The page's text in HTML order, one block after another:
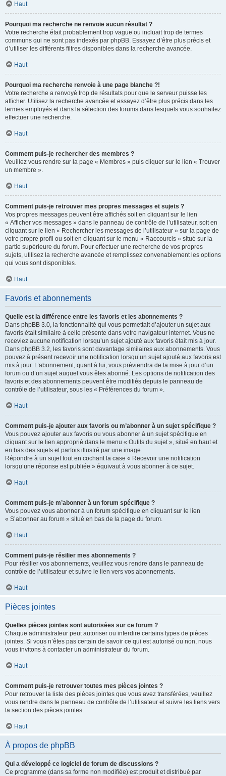
Haut
Pourquoi ma recherche ne renvoie aucun résultat ?
Votre recherche était probablement trop vague ou incluait trop de termes
communs qui ne sont pas indexés par phpBB. Essayez d’être plus précis et
d’utiliser les différents filtres disponibles dans la recherche avancée.
Haut
Pourquoi ma recherche renvoie à une page blanche ?!
Votre recherche a renvoyé trop de résultats pour que le serveur puisse les
afficher. Utilisez la recherche avancée et essayez d’être plus précis dans les
termes employés et dans la sélection des forums dans lesquels vous souhaitez
effectuer une recherche.
Haut
Comment puis-je rechercher des membres ?
Veuillez vous rendre sur la page « Membres » puis cliquer sur le lien « Trouver
un membre ».
Haut
Comment puis-je retrouver mes propres messages et sujets ?
Vos propres messages peuvent être affichés soit en cliquant sur le lien
« Afficher vos messages » dans le panneau de contrôle de l’utilisateur, soit en
cliquant sur le lien « Rechercher les messages de l’utilisateur » sur la page de
votre propre profil ou soit en cliquant sur le menu « Raccourcis » situé sur la
partie supérieure du forum. Pour effectuer une recherche de vos propres
sujets, utilisez la recherche avancée et remplissez convenablement les options
qui vous sont disponibles.
Haut
Favoris et abonnements
Quelle est la différence entre les favoris et les abonnements ?
Dans phpBB 3.0, la fonctionnalité qui vous permettait d’ajouter un sujet aux
favoris était similaire à celle présente dans votre navigateur internet. Vous ne
receviez aucune notification lorsqu’un sujet ajouté aux favoris était mis à jour.
Dans phpBB 3.2, les favoris sont davantage similaires aux abonnements. Vous
pouvez à présent recevoir une notification lorsqu’un sujet ajouté aux favoris est
mis à jour. L’abonnement, quant à lui, vous préviendra de la mise à jour d’un
forum ou d’un sujet auquel vous êtes abonné. Les options de notification des
favoris et des abonnements peuvent être modifiés depuis le panneau de
contrôle de l’utilisateur, sous les « Préférences du forum ».
Haut
Comment puis-je ajouter aux favoris ou m’abonner à un sujet spécifique ?
Vous pouvez ajouter aux favoris ou vous abonner à un sujet spécifique en
cliquant sur le lien approprié dans le menu « Outils du sujet », situé en haut et
en bas des sujets et parfois illustré par une image.
Répondre à un sujet tout en cochant la case « Recevoir une notification
lorsqu’une réponse est publiée » équivaut à vous abonner à ce sujet.
Haut
Comment puis-je m’abonner à un forum spécifique ?
Vous pouvez vous abonner à un forum spécifique en cliquant sur le lien
« S’abonner au forum » situé en bas de la page du forum.
Haut
Comment puis-je résilier mes abonnements ?
Pour résilier vos abonnements, veuillez vous rendre dans le panneau de
contrôle de l’utilisateur et suivre le lien vers vos abonnements.
Haut
Pièces jointes
Quelles pièces jointes sont autorisées sur ce forum ?
Chaque administrateur peut autoriser ou interdire certains types de pièces
jointes. Si vous n’êtes pas certain de savoir ce qui est autorisé ou non, nous
vous invitons à contacter un administrateur du forum.
Haut
Comment puis-je retrouver toutes mes pièces jointes ?
Pour retrouver la liste des pièces jointes que vous avez transférées, veuillez
vous rendre dans le panneau de contrôle de l’utilisateur et suivre les liens vers
la section des pièces jointes.
Haut
À propos de phpBB
Qui a développé ce logiciel de forum de discussions ?
Ce programme (dans sa forme non modifiée) est produit et distribué par